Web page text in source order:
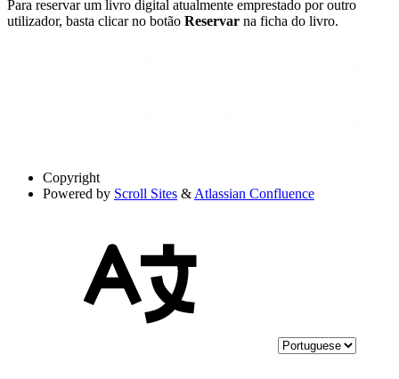
Para reservar um livro digital atualmente emprestado por outro
utilizador, basta clicar no botão Reservar na ficha do livro.
Copyright
Powered by Scroll Sites & Atlassian Confluence